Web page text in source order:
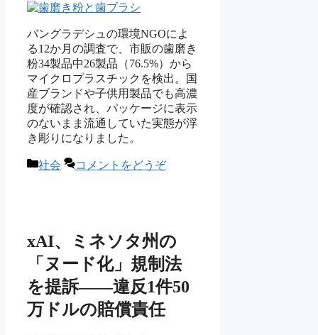
バングラデシュの環境NGOによ
る12か月の調査で、市販の歯磨き
粉34製品中26製品（76.5%）から
マイクロプラスチックを検出。国
産ブランドや子供用製品でも高濃
度が確認され、パッケージに表示
のないまま流通していた実態が浮
き彫りになりました。
カ
社会 コメントをどうぞ
xAI、ミネソタ州の
「ヌード化」規制法
を提訴——違反1件50
万ドルの賠償責任